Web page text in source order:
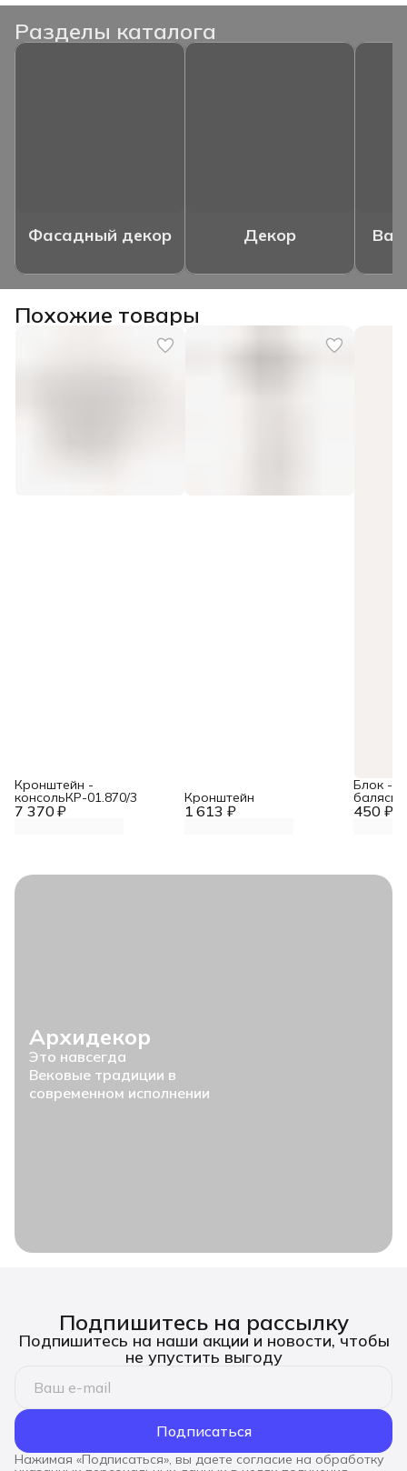
Разделы каталога
Фасадный декор Декор
Похожие товары
7 370 ₽
Кронштейн -
консольКР-01.870/3
1 613 ₽
Кронштейн
450 ₽
Блок -
Архидекор
Это навсегда
Вековые традиции в
современном исполнении
Подпишитесь на рассылку
Подпишитесь на наши акции и новости, чтобы
не упустить выгоду
Подписаться
Нажимая «Подписаться», вы даете согласие на обработку